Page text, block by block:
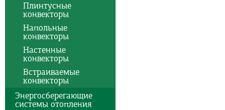
Плинтусные
конвекторы
Напольные
конвекторы
Настенные
конвекторы
Встраиваемые
конвекторы
Энергосберегающие
системы отопления